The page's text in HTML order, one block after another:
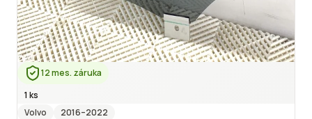
12 mes. záruka
1 ks
Volvo
2016–2022